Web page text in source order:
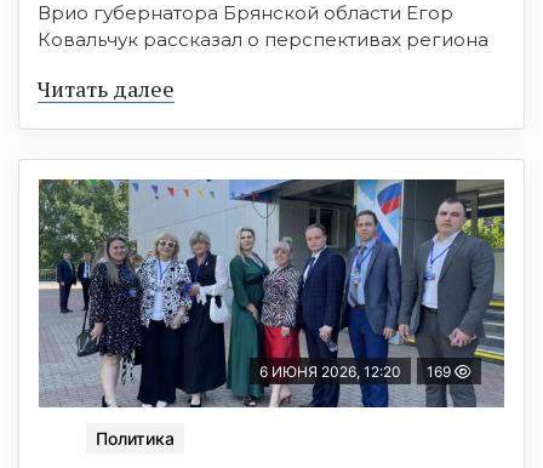
Врио губернатора Брянской области Егор
Ковальчук рассказал о перспективах региона
Читать далее
6 ИЮНЯ 2026, 12:20 169
Политика